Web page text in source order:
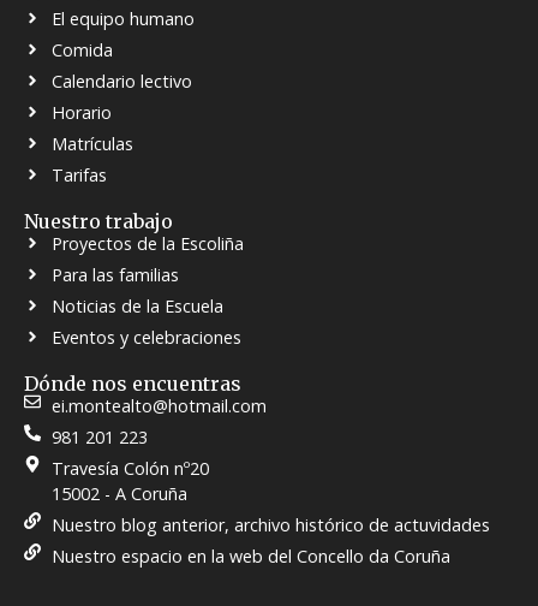
El equipo humano
Comida
Calendario lectivo
Horario
Matrículas
Tarifas
Nuestro trabajo
Proyectos de la Escoliña
Para las familias
Noticias de la Escuela
Eventos y celebraciones
Dónde nos encuentras
ei.montealto@hotmail.com
981 201 223
Travesía Colón nº20
15002 - A Coruña
Nuestro blog anterior, archivo histórico de actuvidades
Nuestro espacio en la web del Concello da Coruña